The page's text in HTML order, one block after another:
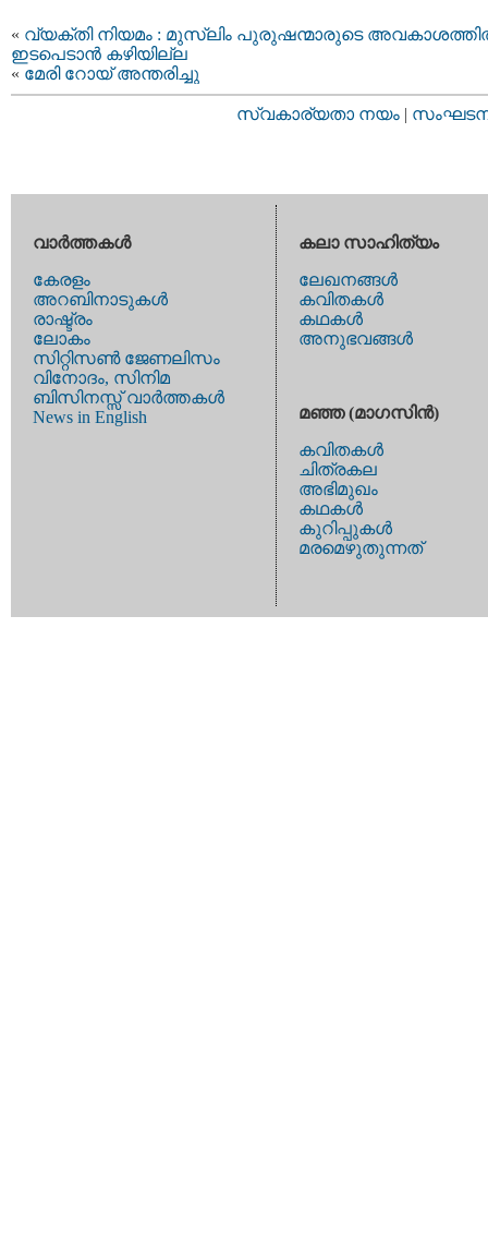
« വ്യക്തി നിയമം : മുസ്‌ലിം പുരുഷന്മാരുടെ
ഇടപെടാന്‍ കഴിയില്ല
« മേരി റോയ് അന്തരിച്ചു
സ്വകാര്യതാ നയം |
വാര്‍ത്തകള്‍
കേരളം
അറബിനാടുകള്‍
രാഷ്ട്രം
ലോകം
സിറ്റിസണ്‍ ജേണലിസം
വിനോദം, സിനിമ
ബിസിനസ്സ് വാര്‍ത്തകള്‍
News in English
കലാ സാഹിത്യം
ലേഖനങ്ങള്‍
കവിതകള്‍
കഥകള്‍
അനുഭവങ്ങള്‍
മഞ്ഞ (മാഗസിന്‍)
കവിതകള്‍
ചിത്രകല
അഭിമുഖം
കഥകള്‍
കുറിപ്പുകള്‍
മരമെഴുതുന്നത്